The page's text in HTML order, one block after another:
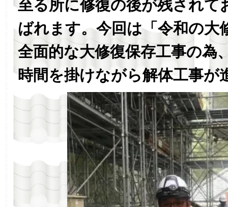
至る所に修復の後が残されて
ばれます。今回は「令和の大
全面的な大修復保存工事の為
時間を掛けながら解体工事が